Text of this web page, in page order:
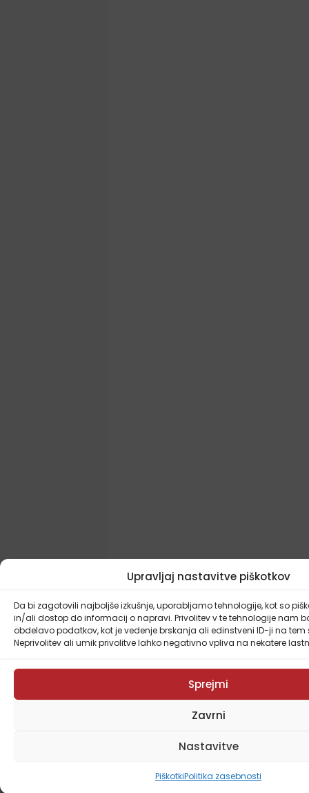
Upravljaj nastavitve piškotkov
Da bi zagotovili najboljše izkušnje, uporabljamo tehnologije, kot so
in/ali dostop do informacij o napravi. Privolitev v te tehnologije nam
obdelavo podatkov, kot je vedenje brskanja ali edinstveni ID-ji na tem
Neprivolitev ali umik privolitve lahko negativno vpliva na nekatere
Sprejmi
Zavrni
Nastavitve
PiškotkiPolitika zasebnosti